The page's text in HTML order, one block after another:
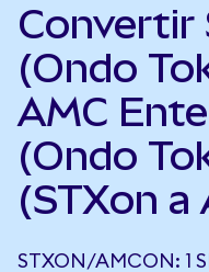
Convertir
(Ondo
AMC
(Ondo
(STXon a
STXON/AMCON: 1